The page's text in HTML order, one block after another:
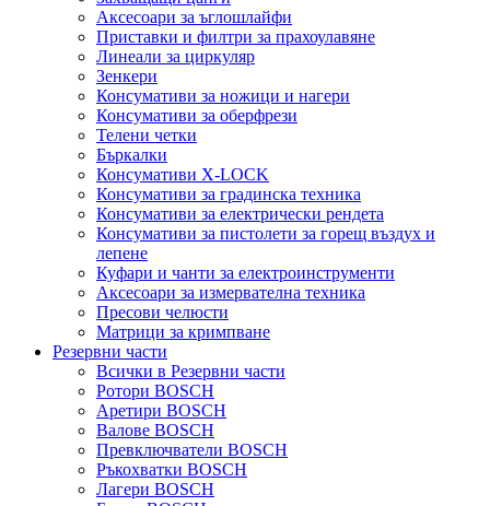
Аксесоари за ъглошлайфи
Приставки и филтри за прахоулавяне
Линеали за циркуляр
Зенкери
Консумативи за ножици и нагери
Консумативи за оберфрези
Телени четки
Бъркалки
Консумативи X-LOCK
Консумативи за градинска техника
Консумативи за електрически рендета
Консумативи за пистолети за горещ въздух и
лепене
Куфари и чанти за електроинструменти
Аксесоари за измервателна техника
Пресови челюсти
Матрици за кримпване
Резервни части
Всички в Резервни части
Ротори BOSCH
Аретири BOSCH
Валове BOSCH
Превключватели BOSCH
Ръкохватки BOSCH
Лагери BOSCH